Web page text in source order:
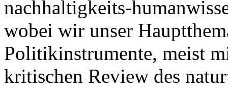
nachhaltigkeits-
wobei wir unser
Politikinstrumente, meist
kritischen Review des